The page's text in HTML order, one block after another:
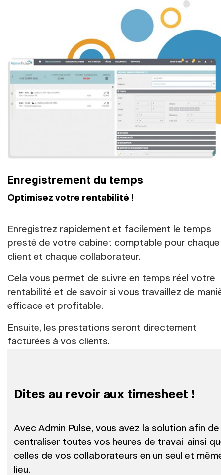
Enregistrement du temps
Optimisez votre rentabilité !
Enregistrez rapidement et facilement le temps
presté de votre cabinet comptable pour chaque
client et chaque collaborateur.
Cela vous permet de suivre en temps réel votre
rentabilité et de savoir si vous travaillez de
efficace et profitable.
Ensuite, les prestations seront directement
facturées à vos clients.
Dites au revoir aux timesheet !
Avec Admin Pulse, vous avez la solution afin de
centraliser toutes vos heures de travail ainsi
celles de vos collaborateurs en un seul et
lieu.